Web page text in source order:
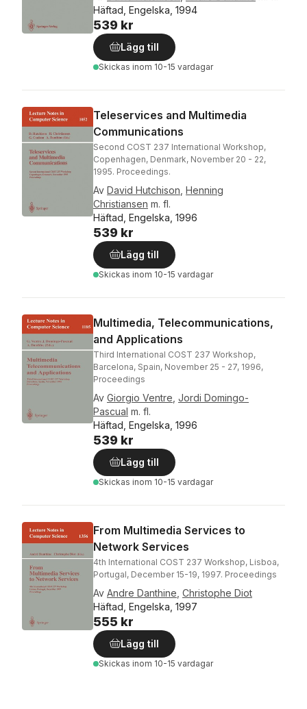
Häftad, Engelska, 1994
539 kr
Lägg till
Skickas inom 10-15 vardagar
Teleservices and Multimedia
Communications
Second COST 237 International Workshop,
Copenhagen, Denmark, November 20 - 22,
1995. Proceedings.
Av David Hutchison Henning
Christiansen m. fl.
Häftad, Engelska, 1996
539 kr
Lägg till
Skickas inom 10-15 vardagar
Multimedia, Telecommunications,
and Applications
Third International COST 237 Workshop,
Barcelona, Spain, November 25 - 27, 1996,
Proceedings
Av Giorgio Ventre Jordi Domingo-
Pascual m. fl.
Häftad, Engelska, 1996
539 kr
Lägg till
Skickas inom 10-15 vardagar
From Multimedia Services to
Network Services
4th International COST 237 Workshop, Lisboa,
Portugal, December 15-19, 1997. Proceedings
Av Andre Danthine Christophe Diot
Häftad, Engelska, 1997
555 kr
Lägg till
Skickas inom 10-15 vardagar